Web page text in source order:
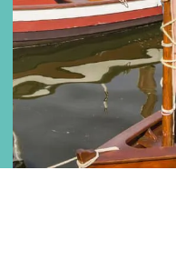
Direktversicherung
Pensionszusage
Pensionsfonds
Unterstützungskasse